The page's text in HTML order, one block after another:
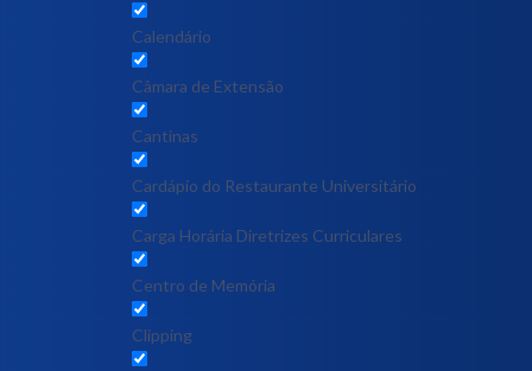
Calendário
Câmara de Extensão
Cantinas
Cardápio do Restaurante Universitário
Carga Horária Diretrizes Curriculares
Centro de Memória
Clipping